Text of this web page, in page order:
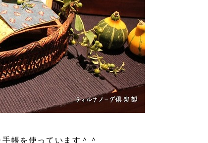
帳を使っています＾＾